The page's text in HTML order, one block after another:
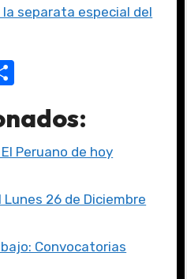
separata especial del
m
p
tir
Peruano de hoy
26 de Diciembre
Convocatorias